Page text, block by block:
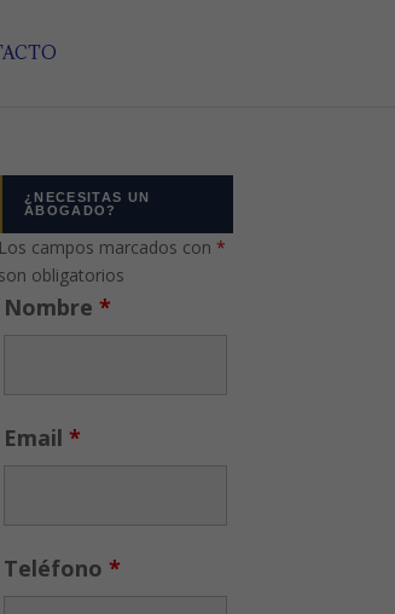
¿NECESITAS UN
ABOGADO?
Los campos marcados con*
son obligatorios
Nombre*
Email*
Teléfono*